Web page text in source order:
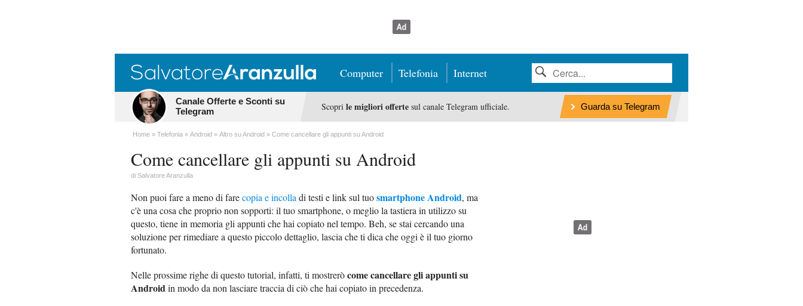
Computer Telefonia Internet
Canale Offerte e Sconti su
Telegram
Scopri le migliori offertesul canale Telegram ufficiale. Guarda su Telegram
Home Telefonia Android Altro su Android Come cancellare gli appunti su Android
Come cancellare gli appunti su Android
di Salvatore Aranzulla
Non puoi fare a meno di farecopia e incolla di testi e link sul tuosmartphone Android, ma
c'è una cosa che proprio non sopporti: il tuo smartphone, o meglio la tastiera in utilizzo su
questo, tiene in memoria gli appunti che hai copiato nel tempo. Beh, se stai cercando una
soluzione per rimediare a questo piccolo dettaglio, lascia che ti dica che oggi è il tuo giorno
fortunato.
Nelle prossime righe di questo tutorial, infatti, ti mostreròcome cancellare gli appunti su
Androidin modo da non lasciare traccia di ciò che hai copiato in precedenza.